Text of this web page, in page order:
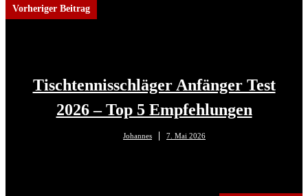
Vorheriger Beitrag
Tischtennisschläger Anfänger Test
2026 – Top 5 Empfehlungen
Johannes 7. Mai 2026